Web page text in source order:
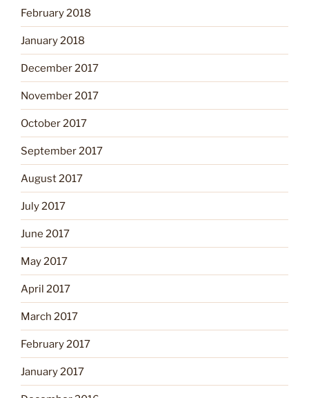
February 2018
January 2018
December 2017
November 2017
October 2017
September 2017
August 2017
July 2017
June 2017
May 2017
April 2017
March 2017
February 2017
January 2017